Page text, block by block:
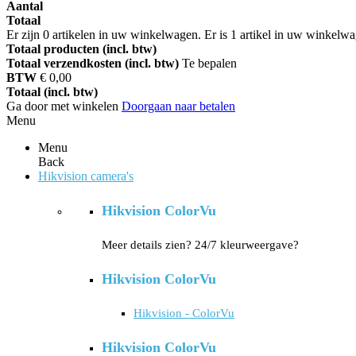
Aantal
Totaal
Er zijn 0 artikelen in uw winkelwagen. Er is 1 artikel in uw
Totaal producten (incl. btw)
Totaal verzendkosten (incl. btw) Te bepalen
BTW € 0,00
Totaal (incl. btw)
Ga door met winkelen Doorgaan naar betalen
Menu
Menu
Back
Hikvision camera's
Hikvision ColorVu
Meer details zien? 24/7 kleurweergave?
Hikvision ColorVu
Hikvision - ColorVu
Hikvision ColorVu